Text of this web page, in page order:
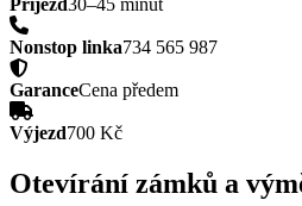
Nonstop linka734 565 987
GaranceCena předem
Výjezd700 Kč
Otevírání zámků a